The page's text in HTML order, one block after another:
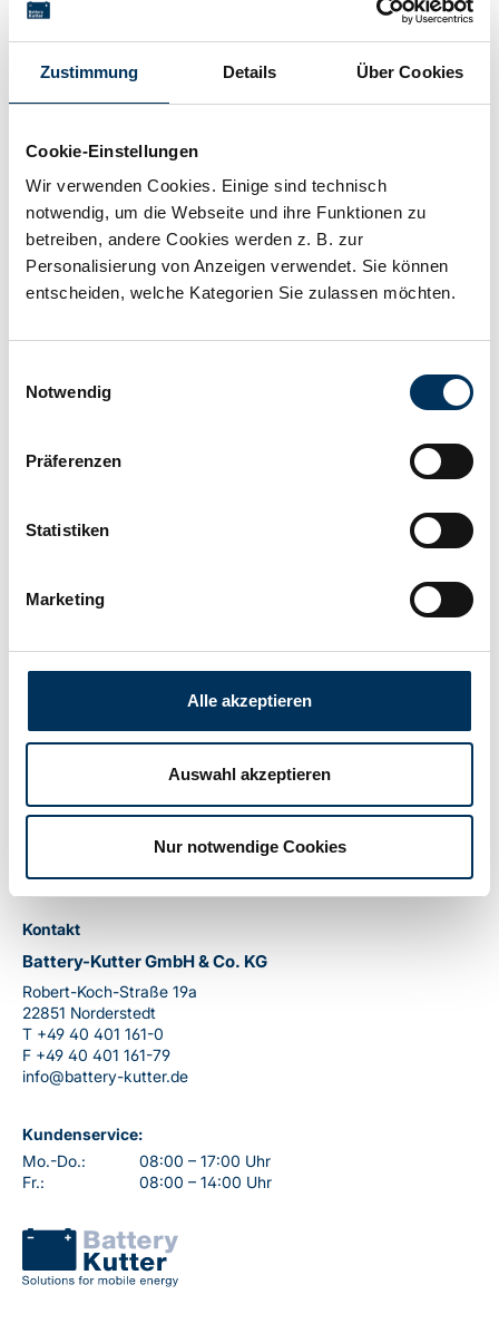
Zustimmung Details Über Cookies
Cookie-Einstellungen
Wir verwenden Cookies. Einige sind technisch
notwendig, um die Webseite und ihre Funktionen zu
betreiben, andere Cookies werden z. B. zur
Personalisierung von Anzeigen verwendet. Sie können
entscheiden, welche Kategorien Sie zulassen möchten.
Notwendig
Präferenzen
Statistiken
Marketing
Alle akzeptieren
Auswahl akzeptieren
Nur notwendige Cookies
2x Sub-C Hochtemperaturzellen, 20 cm Kabel, 23 x 85
mm
Technische Details
Spannung: 2,4V
Kapazität: 1,8Ah
Hersteller:
Breite:
Höhe:
Anschluss:
Kontakt
Battery-Kutter GmbH & Co. KG
Robert-Koch-Straße 19a
22851 Norderstedt
T +49 40 401 161-0
F +49 40 401 161-79
info@battery-kutter.de
Kundenservice:
Mo.-Do.:
08:00 – 17:00 Uhr
Fr.:
08:00 – 14:00 Uhr